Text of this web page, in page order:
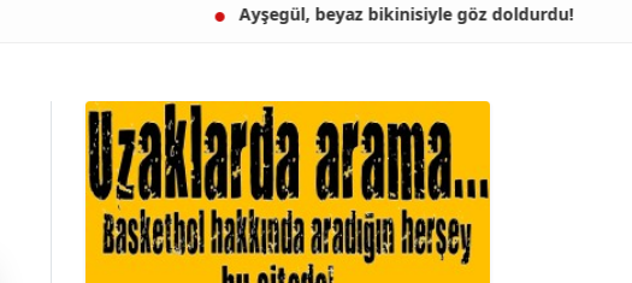
Ayşegül, beyaz bikinisiyle göz doldurdu!